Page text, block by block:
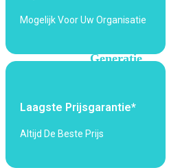
Wi-
Generatie
5Wi-
Fi
Mogelijk Voor Uw Organisatie
Laagste Prijsgarantie*
Altijd De Beste Prijs